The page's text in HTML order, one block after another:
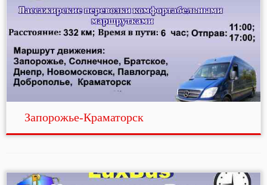
Запорожье-Краматорск